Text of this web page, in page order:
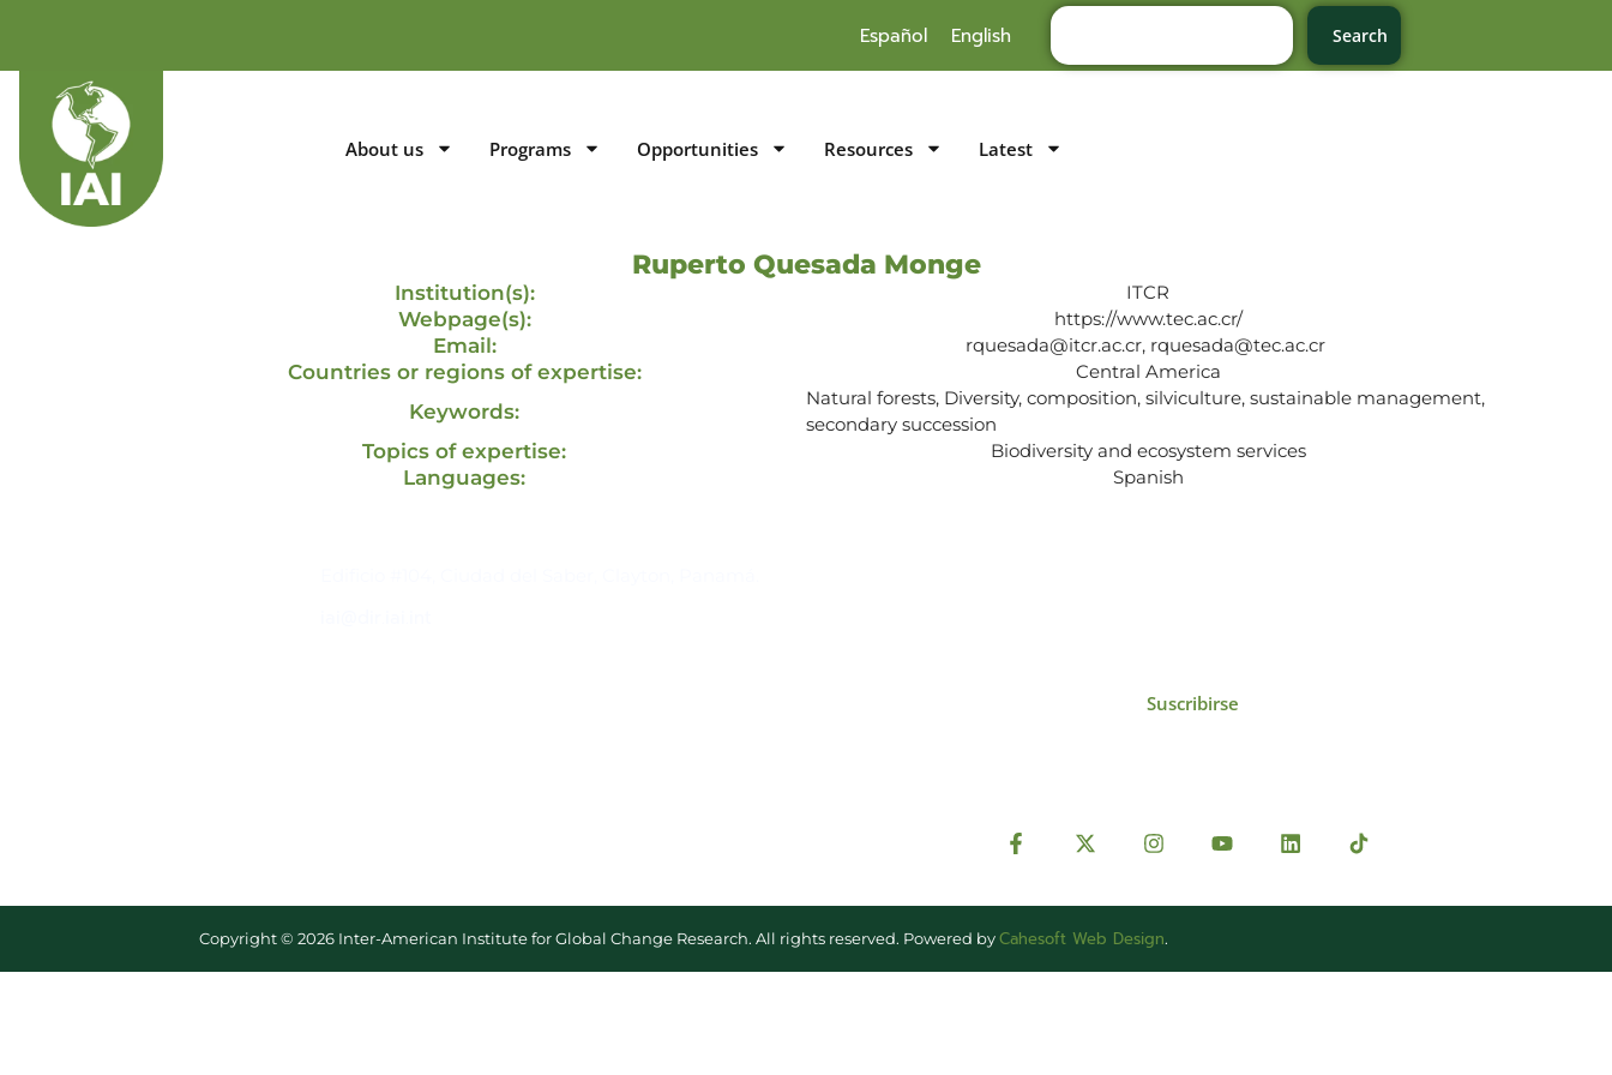
Español English Search
About us Programs Opportunities Resources Latest
Ruperto Quesada Monge
Institution(s): ITCR
Webpage(s): https://www.tec.ac.cr/
Email: rquesada@itcr.ac.cr, rquesada@tec.ac.cr
Countries or regions of expertise: Central America
Keywords:
Natural forests, Diversity, composition, silviculture, sustainable management,
secondary succession
Topics of expertise: Biodiversity and ecosystem services
Languages: Spanish
Suscribirse
Copyright © 2026 Inter-American Institute for Global Change Research. All rights reserved. Powered byCahesoft Web Design.